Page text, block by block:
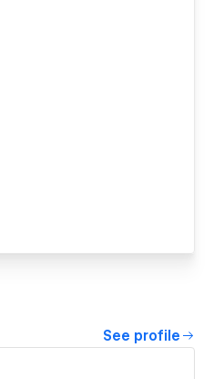
See profile